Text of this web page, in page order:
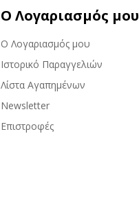
Ο Λογαριασμός μου
Ο Λογαριασμός μου
Ιστορικό Παραγγελιών
Λίστα Αγαπημένων
Newsletter
Επιστροφές